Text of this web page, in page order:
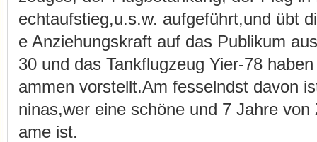
echtaufstieg,u.s.w. aufgeführt,und übt
e Anziehungskraft auf das Publikum
30 und das Tankflugzeug Yier-78
ammen vorstellt.Am fesselndst davon
ninas,wer eine schöne und 7 Jahre
ame ist.